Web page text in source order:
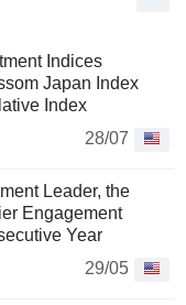
Indices
Japan Index
Index
28/07
Leader, the
Engagement
Year
29/05